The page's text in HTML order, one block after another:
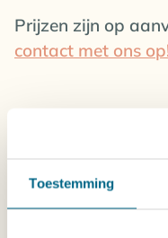
Toestemming
Prijzen zijn op
contact met ons